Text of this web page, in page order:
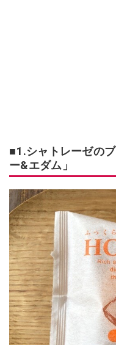
■1.シャトレーゼの
ー&エダム」